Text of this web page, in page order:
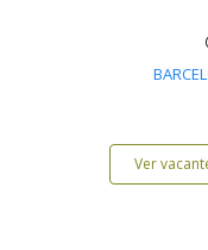
Ver